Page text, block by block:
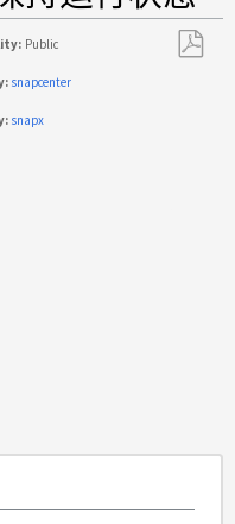
Public
snapcenter
snapx